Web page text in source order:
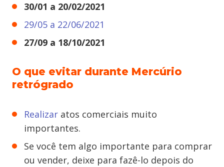
30/01 a 20/02/2021
29/05 a 22/06/2021
27/09 a 18/10/2021
O que evitar durante Mercúrio
retrógrado
Realizar atos comerciais muito
importantes.
Se você tem algo importante para comprar
ou vender, deixe para fazê-lo depois do